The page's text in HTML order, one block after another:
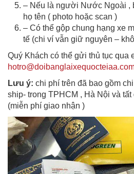
– Nếu là người Nước Ngoài ,
họ tên ( photo hoặc scan )
– Có thể gộp chung hạng xe
tế (chi ví vẫn giữ nguyên –
Quý Khách có thể gửi thủ tục qua
Lưu ý: chi phí trên đã bao gồm
ship- trong TPHCM , Hà Nội và
(miễn phí giao nhận )